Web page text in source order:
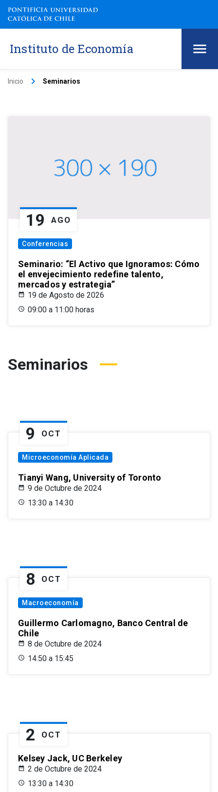
Instituto de Economía
Inicio keyboard_arrow_right Seminarios
19 AGO
Conferencias
Seminario: “El Activo que Ignoramos: Cómo
el envejecimiento redefine talento,
mercados y estrategia”
19 de Agosto de 2026
09:00 a 11:00 horas
Seminarios
9 OCT
Microeconomía Aplicada
Tianyi Wang, University of Toronto
9 de Octubre de 2024
13:30 a 14:30
8 OCT
Macroeconomía
Guillermo Carlomagno, Banco Central de
Chile
8 de Octubre de 2024
14:50 a 15:45
2 OCT
Kelsey Jack, UC Berkeley
2 de Octubre de 2024
13:30 a 14:30